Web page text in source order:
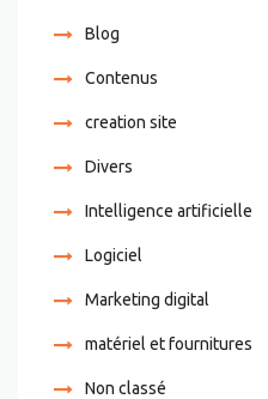
Blog
Contenus
creation site
Divers
Intelligence artificielle
Logiciel
Marketing digital
matériel et fournitures
Non classé